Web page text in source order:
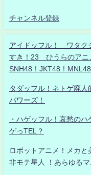
チャンネル登録
アイドッフル！ ワタク
すき！23 ひうらのアニ
SNH48！JKT48！
タダッフル！ネトゲ廃
パワーズ！
・ハゲッフル！哀愁の
ゲっTEL？
ロボットアニメ！メカと
非モテ星人 ！あらゆる